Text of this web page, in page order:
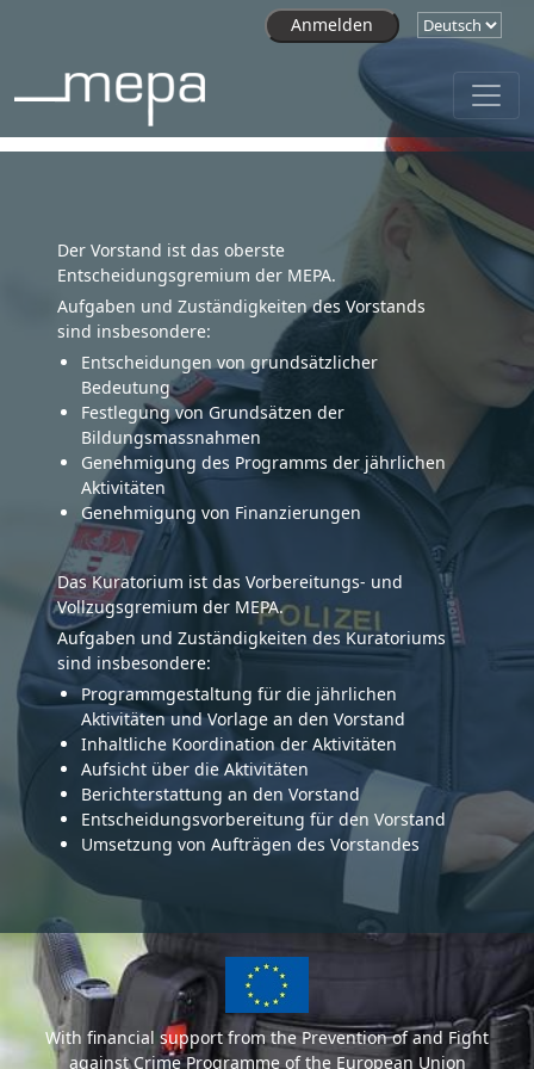
Der Vorstand ist das oberste
Entscheidungsgremium der MEPA.
Aufgaben und Zuständigkeiten des Vorstands
sind insbesondere:
Entscheidungen von grundsätzlicher
Bedeutung
Festlegung von Grundsätzen der
Bildungsmassnahmen
Genehmigung des Programms der jährlichen
Aktivitäten
Genehmigung von Finanzierungen
Das Kuratorium ist das Vorbereitungs- und
Vollzugsgremium der MEPA.
Aufgaben und Zuständigkeiten des Kuratoriums
sind insbesondere:
Programmgestaltung für die jährlichen
Aktivitäten und Vorlage an den Vorstand
Inhaltliche Koordination der Aktivitäten
Aufsicht über die Aktivitäten
Berichterstattung an den Vorstand
Entscheidungsvorbereitung für den Vorstand
Umsetzung von Aufträgen des Vorstandes
With financial support from the Prevention of and Fight
against Crime Programme of the European Union